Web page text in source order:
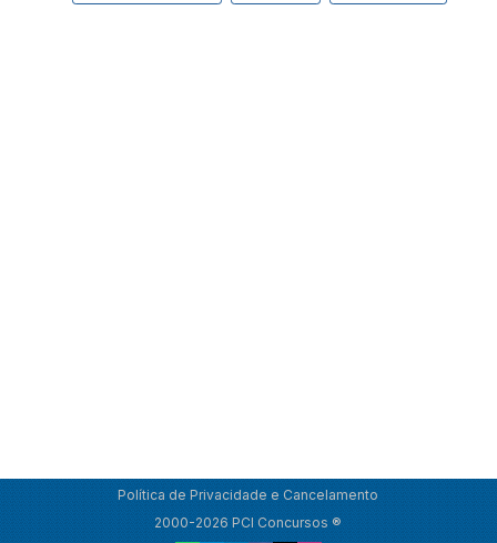
Política de Privacidade e Cancelamento
2000-2026 PCI Concursos ®